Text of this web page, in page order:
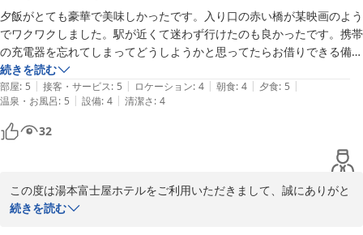
夕飯がとても豪華で美味しかったです。入り口の赤い橋が某映画のよう
でワクワクしました。駅が近くて迷わず行けたのも良かったです。携帯
の充電器を忘れてしまってどうしようかと思ってたらお借りできる備品
の中に携帯充電器があって、コードも各種揃えてあってとても助かりま
した。温泉は温度が他施設と比べて低めで長湯できて良かったです。サ
ウナがあったのに驚いたのと、それも50度程度で熱すぎずよかったで
す。5分の砂時計があったのも時間が管理しやすく、便利でした。また
箱根に来ることがあったら是非泊まりたいです。お世話になりました。
続きを読む
部屋: 5 | 接客・サービス: 5 | ロケーション: 4 | 朝食: 4 | 夕食: 5 |
温泉・お風呂: 5 | 設備: 4 | 清潔さ: 4
32
この度は湯本富士屋ホテルをご利用いただきまして、誠にありがと
うございます。
続きを読む